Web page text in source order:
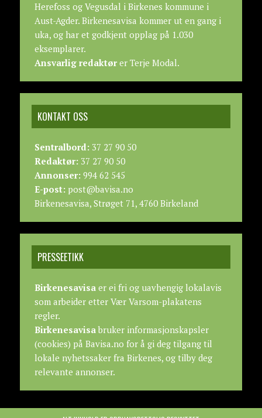
Herefoss og Vegusdal i Birkenes kommune i
Aust-Agder. Birkenesavisa kommer ut en gang i
uka, og har et godkjent opplag på 1.030
eksemplarer.
Ansvarlig redaktører Terje Modal.
KONTAKT OSS
Sentralbord:37 27 90 50
Redaktør:37 27 90 50
Annonser:994 62 545
E-post:post@bavisa.no
Birkenesavisa, Strøget 71, 4760 Birkeland
PRESSEETIKK
Birkenesavisaer ei fri og uavhengig lokalavis
som arbeider etter Vær Varsom-plakatens
regler.
Birkenesavisabruker informasjonskapsler
(cookies) på Bavisa.no for å gi deg tilgang til
lokale nyhetssaker fra Birkenes, og tilby deg
relevante annonser.